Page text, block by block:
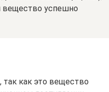
вещество успешно
как это вещество